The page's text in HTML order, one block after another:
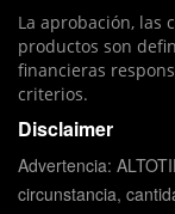
La aprobación, las
productos son
financieras
criterios.
Disclaimer
Advertencia:
circunstancia,